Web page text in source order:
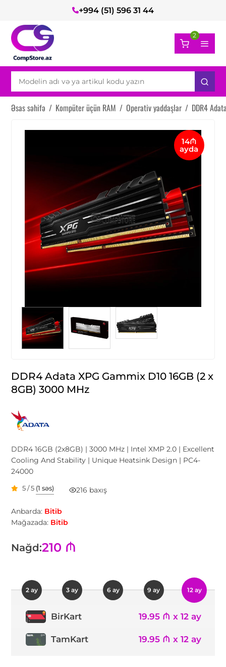
+994 (51) 596 31 44
2
Əsas səhifə / Kompüter üçün RAM / Operativ yaddaşlar / DDR4
14₼
ayda
DDR4 Adata XPG Gammix D10 16GB (2 x
8GB) 3000 MHz
DDR4 16GB (2x8GB) | 3000 MHz | Intel XMP 2.0 | Excellent
Cooling And Stability | Unique Heatsink Design | PC4-
24000
5 / 5 (1 səs) 216 baxış
Anbarda: Bitib
Mağazada: Bitib
Nağd:210 ₼
2 ay 3 ay 6 ay 9 ay 12 ay
BirKart 19.95 ₼ x 12 ay
TamKart 19.95 ₼ x 12 ay